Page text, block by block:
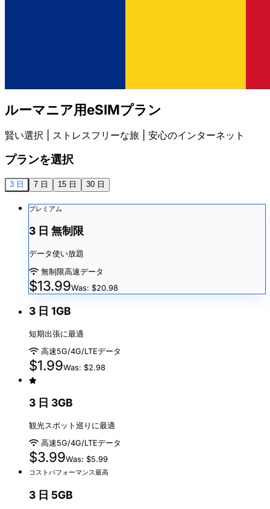
ルーマニア用eSIMプラン
賢い選択 | ストレスフリーな旅 | 安心のインターネット
プランを選択
3 日 7 日 15 日 30 日
プレミアム
3 日 無制限
データ使い放題
無制限高速データ
$13.99Was: $20.98
3 日 1GB
短期出張に最適
高速5G/4G/LTEデータ
$1.99Was: $2.98
3 日 3GB
観光スポット巡りに最適
高速5G/4G/LTEデータ
$3.99Was: $5.99
コストパフォーマンス最高
3 日 5GB